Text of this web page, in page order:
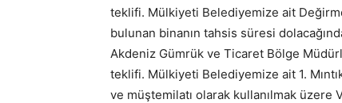
teklifi. Mülkiyeti Belediyemize ait
bulunan binanın tahsis süresi
Akdeniz Gümrük ve Ticaret Bölge
teklifi. Mülkiyeti Belediyemize ait 1.
ve müştemilatı olarak kullanılmak üzere